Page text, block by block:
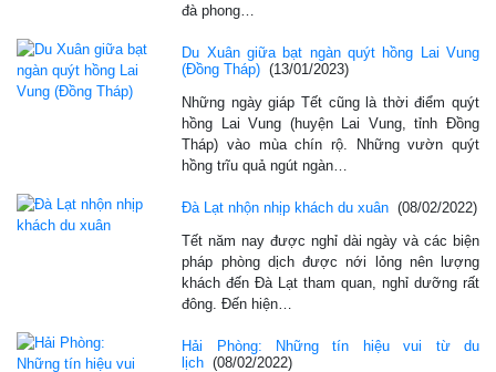
đà phong…
Du Xuân giữa bạt ngàn quýt hồng Lai Vung
(Đồng Tháp) (13/01/2023)
Những ngày giáp Tết cũng là thời điểm quýt
hồng Lai Vung (huyện Lai Vung, tỉnh Đồng
Tháp) vào mùa chín rộ. Những vườn quýt
hồng trĩu quả ngút ngàn…
Đà Lạt nhộn nhịp khách du xuân (08/02/2022)
Tết năm nay được nghỉ dài ngày và các biện
pháp phòng dịch được nới lỏng nên lượng
khách đến Đà Lạt tham quan, nghỉ dưỡng rất
đông. Đến hiện…
Hải Phòng: Những tín hiệu vui từ du
lịch (08/02/2022)